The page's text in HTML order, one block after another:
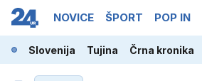
NOVICE ŠPORT POP IN
Slovenija Tujina Črna kronika